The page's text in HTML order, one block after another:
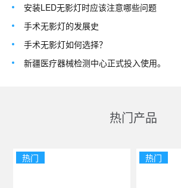
安装LED无影灯时应该注意哪些问题
手术无影灯的发展史
手术无影灯如何选择？
新疆医疗器械检测中心正式投入使用。
热门产品
热门 热门